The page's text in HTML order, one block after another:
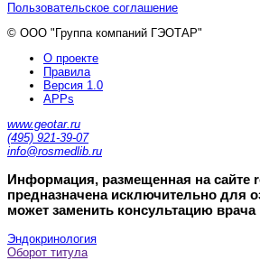
Пользовательское соглашение
© ООО "Группа компаний ГЭОТАР"
О проекте
Правила
Версия 1.0
APPs
www.geotar.ru
(495) 921-39-07
info@rosmedlib.ru
Информация, размещенная на сайте
предназначена исключительно для
может заменить консультацию врача
Эндокринология
Оборот титула